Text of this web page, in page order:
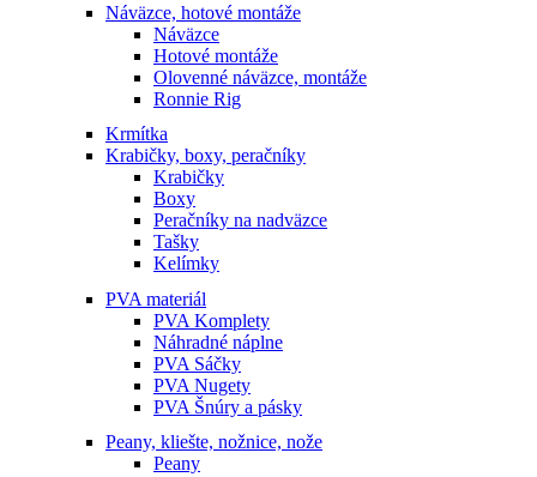
Náväzce, hotové montáže
Náväzce
Hotové montáže
Olovenné náväzce, montáže
Ronnie Rig
Krmítka
Krabičky, boxy, peračníky
Krabičky
Boxy
Peračníky na nadväzce
Tašky
Kelímky
PVA materiál
PVA Komplety
Náhradné náplne
PVA Sáčky
PVA Nugety
PVA Šnúry a pásky
Peany, kliešte, nožnice, nože
Peany